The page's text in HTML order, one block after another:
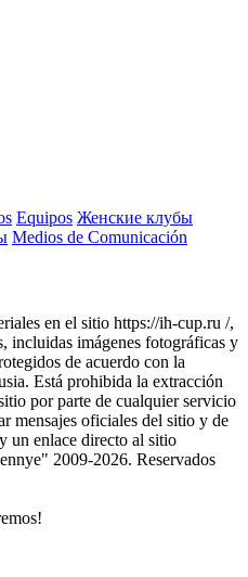
Equipos Женские клубы
Medios de Comunicación
en el sitio https://ih-cup.ru /,
incluidas imágenes fotográficas y
de acuerdo con la
Está prohibida la extracción
por parte de cualquier servicio
mensajes oficiales del sitio y de
un enlace directo al sitio
2009-2026. Reservados